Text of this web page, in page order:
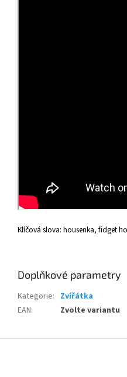
Klíčová slova: housenka, fidget
Doplňkové parametry
Kategorie: Zvířátka
EAN: Zvolte variantu